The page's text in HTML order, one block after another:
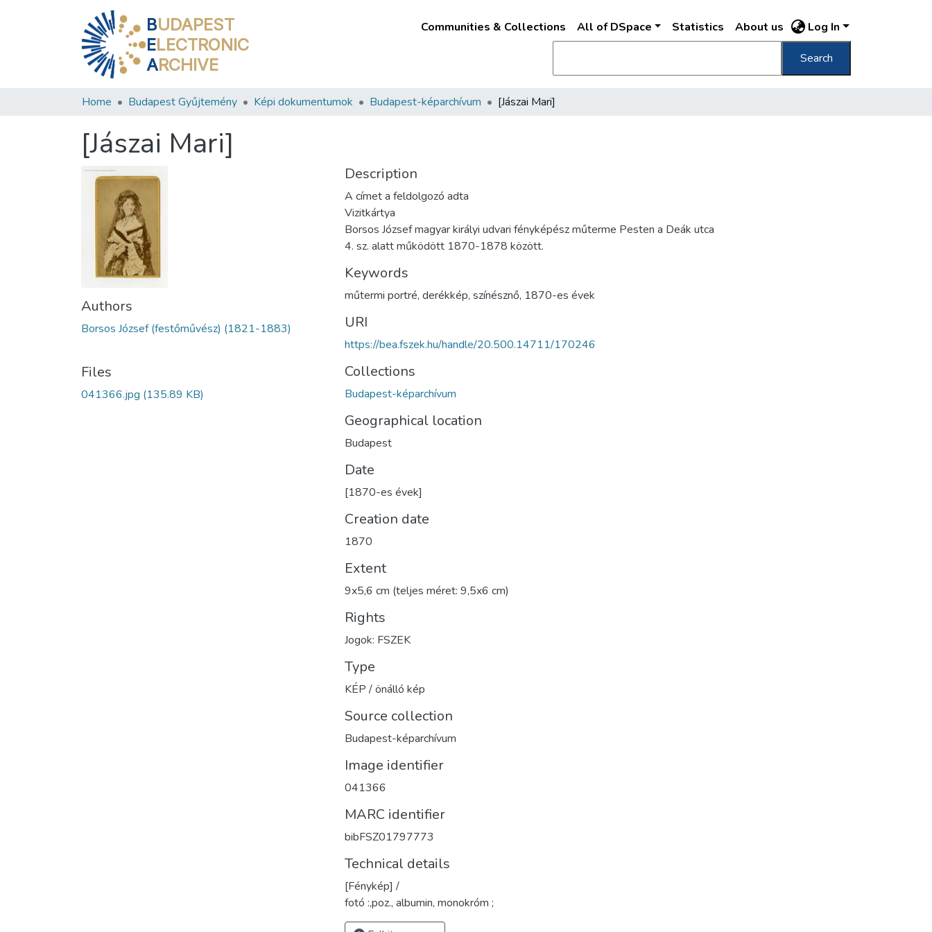
BUDAPEST
ELECTRONIC
ARCHIVE
Communities & Collections All of DSpace Statistics About us Log In
Search
Home Budapest Gyűjtemény Képi dokumentumok Budapest-képarchívum [Jászai Mari]
[Jászai Mari]
Authors
Borsos József (festőművész) (1821-1883)
Files
041366.jpg (135.89 KB)
Description
A címet a feldolgozó adta
Vizitkártya
Borsos József magyar királyi udvari fényképész műterme Pesten a Deák utca
4. sz. alatt működött 1870-1878 között.
Keywords
műtermi portré, derékkép, színésznő, 1870-es évek
URI
https://bea.fszek.hu/handle/20.500.14711/170246
Collections
Budapest-képarchívum
Geographical location
Budapest
Date
[1870-es évek]
Creation date
1870
Extent
9x5,6 cm (teljes méret: 9,5x6 cm)
Rights
Jogok: FSZEK
Type
KÉP / önálló kép
Source collection
Budapest-képarchívum
Image identifier
041366
MARC identifier
bibFSZ01797773
Technical details
[Fénykép] /
fotó :,poz., albumin, monokróm ;